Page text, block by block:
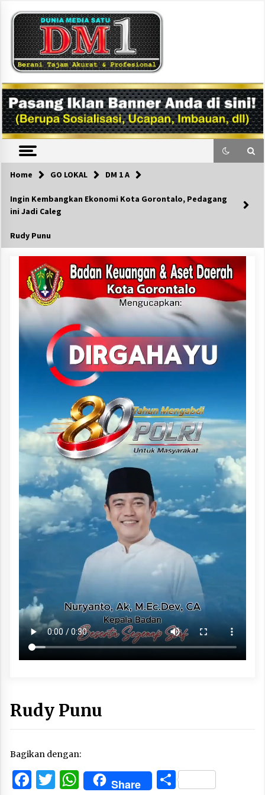
content
DM1
Home GO LOKAL DM 1 A
Ingin Kembangkan Ekonomi Kota Gorontalo, Pedagang
ini Jadi Caleg
Rudy Punu
Rudy Punu
Bagikan dengan:
Facebook
Twitter
WhatsApp
Share Share